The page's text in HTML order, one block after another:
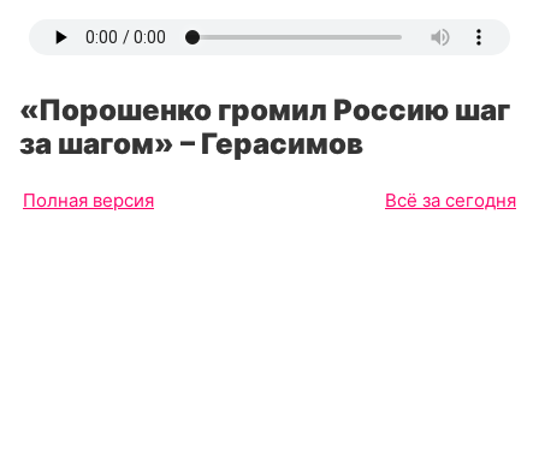
«Порошенко громил Россию шаг
за шагом» – Герасимов
Полная версия Всё за сегодня